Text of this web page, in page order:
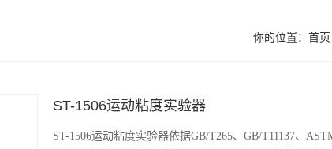
你的位置： 首页
ST-1506运动粘度实验器
ST-1506运动粘度实验器依据GB/T265、GB/T11137、